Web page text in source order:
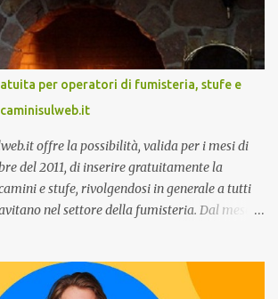
dal titolo:” Il presente e futuro del
come incontrare le aspettative dei
affrontati sono il Customer care, lo
di miglioramento, quali i molteplici canali di
utilizzare in ottica di miglioramento, le
su come rispondere alle aspettative del
per operatori di fumisteria, stufe e
offre la possibilità, valida per i mesi di
del 2011, di inserire gratuitamente la
e stufe, rivolgendosi in generale a tutti
nel settore della fumisteria. Dal mese di
stufe e camini, e fumisteria in generale
gratuita a vantaggio di tutte le aziende